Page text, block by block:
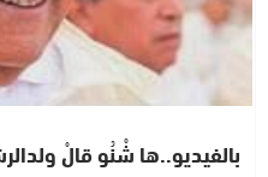
بالفيديو..ها شْنُو قالْ